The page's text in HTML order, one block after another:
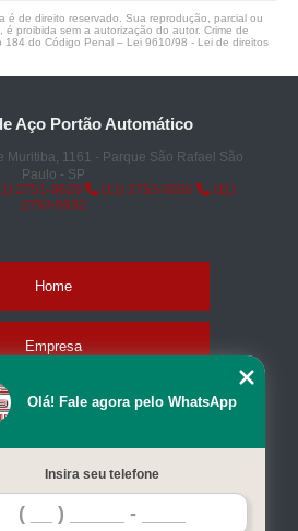
é de direito reservado. Sua reprodução, parcial ou
é proibida sem a autorização do autor. Crime de
184 do Código Penal – Lei 9610/98 - Lei de direitos
Aço Portão Automático
Muritiba, 1161 - Parque São Rafael São
Paulo - SP
2751-9629 (11) 2753-0936
(11)
2753-0832
Home
Empresa
Missão
Serviços
Contato
Olá! Fale agora pelo WhatsApp
Insira seu telefone